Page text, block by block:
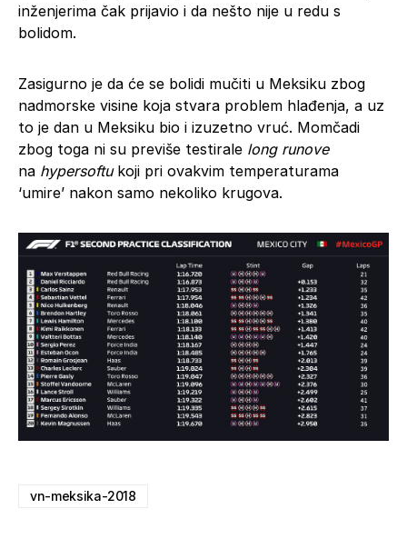
inženjerima čak prijavio i da nešto nije u redu s
bolidom.
Zasigurno je da će se bolidi mučiti u Meksiku zbog
nadmorske visine koja stvara problem hlađenja, a uz
to je dan u Meksiku bio i izuzetno vruć. Momčadi
zbog toga ni su previše testirale long runove
na hypersoftukoji pri ovakvim temperaturama
‘umire’ nakon samo nekoliko krugova.
vn-meksika-2018